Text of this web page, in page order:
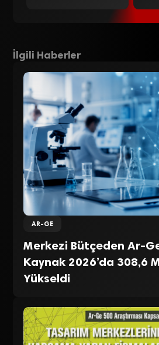
İlgili Haberler
AR-GE
Merkezi Bütçeden Ar-
Kaynak 2026’da 308,6
Yükseldi